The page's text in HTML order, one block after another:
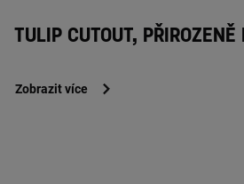
TULIP CUTOUT, PŘIROZENĚ
Zobrazit více